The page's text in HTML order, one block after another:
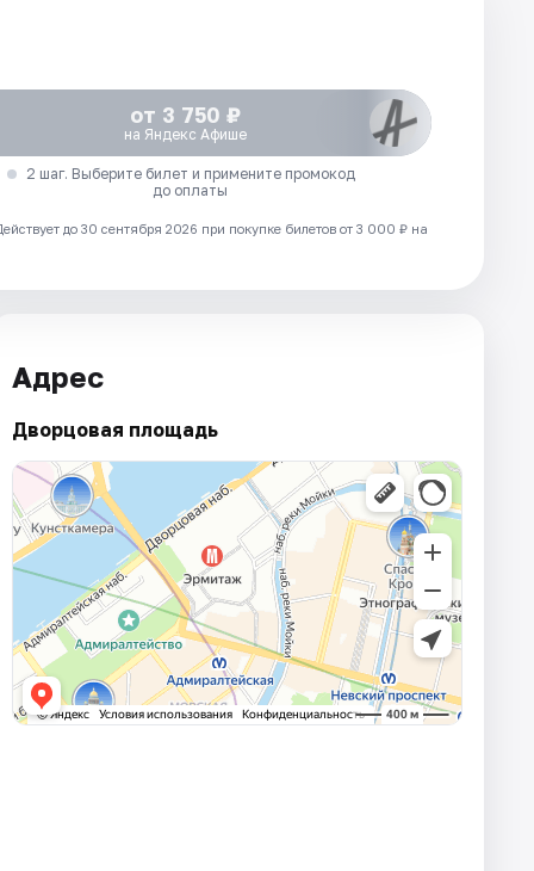
от 3 750 ₽
на Яндекс Афише
2 шаг. Выберите билет и примените промокод
до оплаты
до 30 сентября 2026 при покупке билетов от 3 000 ₽ на
Адрес
Дворцовая площадь